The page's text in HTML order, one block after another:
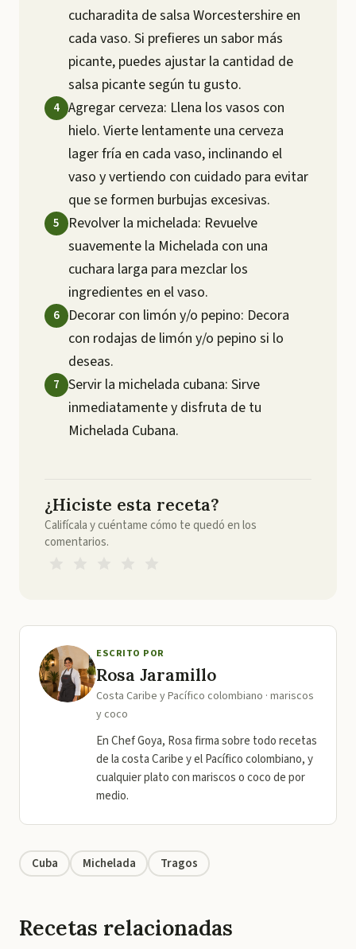
cucharadita de salsa Worcestershire en
cada vaso. Si prefieres un sabor más
picante, puedes ajustar la cantidad de
salsa picante según tu gusto.
Agregar cerveza: Llena los vasos con
hielo. Vierte lentamente una cerveza
lager fría en cada vaso, inclinando el
vaso y vertiendo con cuidado para evitar
que se formen burbujas excesivas.
Revolver la michelada: Revuelve
suavemente la Michelada con una
cuchara larga para mezclar los
ingredientes en el vaso.
Decorar con limón y/o pepino: Decora
con rodajas de limón y/o pepino si lo
deseas.
Servir la michelada cubana: Sirve
inmediatamente y disfruta de tu
Michelada Cubana.
¿Hiciste esta receta?
Califícala y cuéntame cómo te quedó en los
comentarios.
ESCRITO POR
Rosa Jaramillo
Costa Caribe y Pacífico colombiano · mariscos
y coco
En Chef Goya, Rosa firma sobre todo recetas
de la costa Caribe y el Pacífico colombiano, y
cualquier plato con mariscos o coco de por
medio.
Cuba Michelada Tragos
Recetas relacionadas